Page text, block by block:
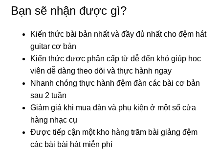
Bạn sẽ nhận được gì?
Kiến thức bài bản nhất và đầy đủ nhất cho đệm hát
guitar cơ bản
Kiến thức được phân cấp từ dễ đến khó giúp học
viên dễ dàng theo dõi và thực hành ngay
Nhanh chóng thực hành đệm đàn các bài cơ bản
sau 2 tuần
Giảm giá khi mua đàn và phụ kiện ở một số cửa
hàng nhạc cụ
Được tiếp cận một kho hàng trăm bài giảng đệm
các bài bài hát miễn phí